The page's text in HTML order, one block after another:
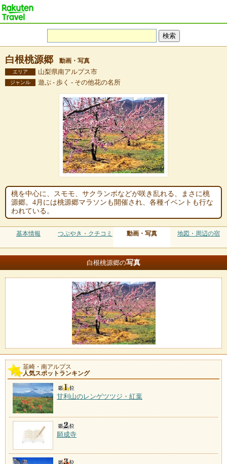
白根桃源郷 動画・写真
エリア 山梨県南アルプス市
ジャンル 遊ぶ - 歩く - その他花の名所
桃を中心に、スモモ、サクランボなどが咲き乱れる、まさに桃
源郷。4月には桃源郷マラソンも開催され、各種イベントも行な
われている。
基本情報 つぶやき・クチコミ 動画・写真 地図・周辺の宿
白根桃源郷の写真
韮崎・南アルプス
人気スポットランキング
甘利山のレンゲツツジ・紅葉
願成寺